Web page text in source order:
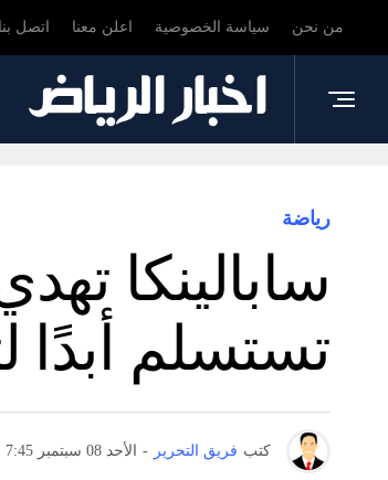
من نحن سياسة الخصوصية اعلن معنا اتصل بنا
رياضة
سابالينكا
تستسلم أبدًا
كتب فريق التحرير - الأحد 08 سبتمبر 7:45 م